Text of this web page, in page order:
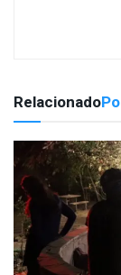
Relacionado